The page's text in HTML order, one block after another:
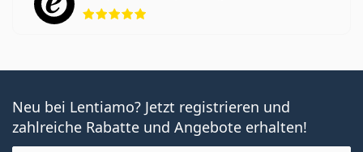
Bewertung 5 aus 5
Neu bei Lentiamo? Jetzt registrieren und
zahlreiche Rabatte und Angebote erhalten!